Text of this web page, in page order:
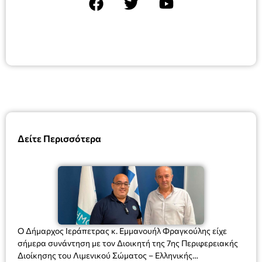
Δείτε Περισσότερα
Ο Δήμαρχος Ιεράπετρας κ. Εμμανουήλ Φραγκούλης είχε
σήμερα συνάντηση με τον Διοικητή της 7ης Περιφερειακής
Διοίκησης του Λιμενικού Σώματος – Ελληνικής